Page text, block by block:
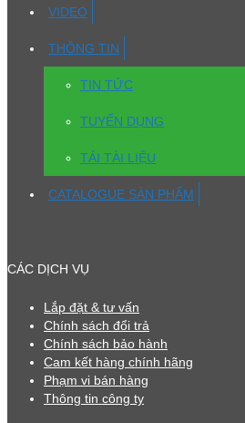
VIDEO
THÔNG TIN
TIN TỨC
TUYỂN DỤNG
TẢI TÀI LIỆU
CATALOGUE SẢN PHẨM
CÁC DỊCH VỤ
Lắp đặt & tư vấn
Chính sách đổi trả
Chính sách bảo hành
Cam kết hàng chính hãng
Phạm vi bán hàng
Thông tin công ty